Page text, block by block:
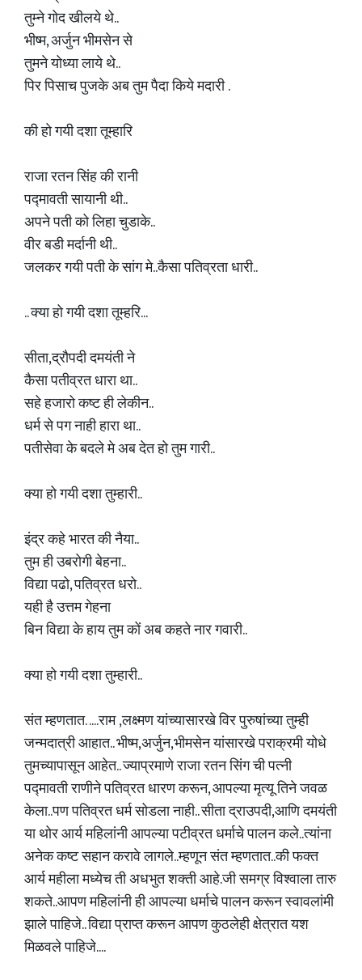
तुम्ने गोद खीलये थे..
भीष्म, अर्जुन भीमसेन से
तुमने योध्या लाये थे..
पिर पिसाच पुजके अब तुम पैदा किये मदारी .
की हो गयी दशा तूम्हारि
राजा रतन सिंह की रानी
पद्मावती सायानी थी..
अपने पती को लिहा चुडाके..
वीर बडी मर्दानी थी..
जलकर गयी पती के सांग मे..कैसा पतिव्रता धारी..
.. क्या हो गयी दशा तूम्हरि...
सीता,द्रौपदी दमयंती ने
कैसा पतीव्रत धारा था..
सहे हजारो कष्ट ही लेकीन..
धर्म से पग नाही हारा था..
पतीसेवा के बदले मे अब देत हो तुम गारी..
क्या हो गयी दशा तुम्हारी..
इंद्र कहे भारत की नैया..
तुम ही उबरोगी बेहना..
विद्या पढो, पतिव्रत धरो..
यही है उत्तम गेहना
बिन विद्या के हाय तुम कों अब कहते नार गवारी..
क्या हो गयी दशा तुम्हारी..
संत म्हणतात. ....राम ,लक्ष्मण यांच्यासारखे विर पुरुषांच्या तुम्ही
जन्मदात्री आहात.. भीष्म,अर्जुन,भीमसेन यांसारखे पराक्रमी योधे
तुमच्यापासून आहेत.. ज्याप्रमाणे राजा रतन सिंग ची पत्नी
पद्मावती राणीने पतिव्रत धारण करून, आपल्या मृत्यू तिने जवळ
केला..पण पतिव्रत धर्म सोडला नाही.. सीता द्राउपदी,आणि दमयंती
या थोर आर्य महिलांनी आपल्या पटीव्रत धर्माचे पालन कले..त्यांना
अनेक कष्ट सहान करावे लागले..म्हणून संत म्हणतात..की फक्त
आर्य महीला मध्येच ती अधभुत शक्ती आहे.जी समग्र विश्वाला तारु
शकते..आपण महिलांनी ही आपल्या धर्माचे पालन करून स्वावलांमी
झाले पाहिजे.. विद्या प्राप्त करून आपण कुठलेही क्षेत्रात यश
मिळवले पाहिजे....